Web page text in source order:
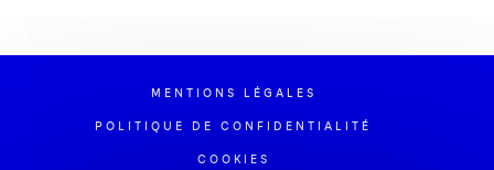
MENTIONS LÉGALES
POLITIQUE DE CONFIDENTIALITÉ
COOKIES